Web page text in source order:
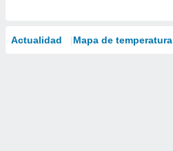
Actualidad Mapa de temperatura